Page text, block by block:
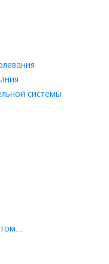
системы